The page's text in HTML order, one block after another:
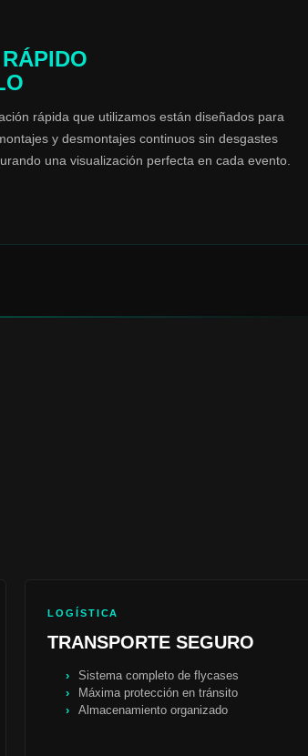
rápida que utilizamos están diseñados para
y desmontajes continuos sin desgastes
una visualización perfecta en cada evento.
LOGÍSTICA
TRANSPORTE SEGURO
Sistema completo de flycases
Máxima protección en tránsito
Almacenamiento organizado